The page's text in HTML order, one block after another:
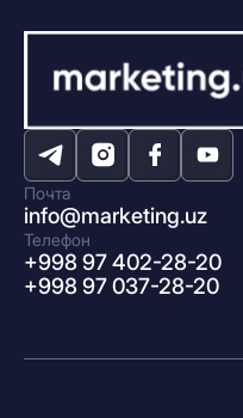
Почта
info@marketing.uz
Телефон
+998 97 402-28-20
+998 97 037-28-20